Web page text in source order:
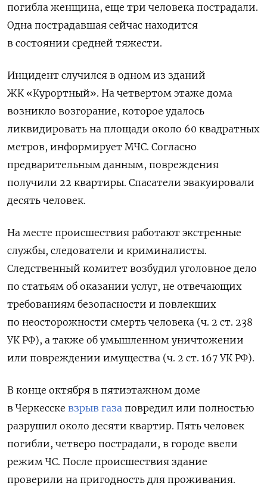
погибла женщина, еще три человека пострадали.
Одна пострадавшая сейчас находится
в состоянии средней тяжести.
Инцидент случился в одном из зданий
ЖК «Курортный». На четвертом этаже дома
возникло возгорание, которое удалось
ликвидировать на площади около 60 квадратных
метров, информирует МЧС. Согласно
предварительным данным, повреждения
получили 22 квартиры. Спасатели эвакуировали
десять человек.
На месте происшествия работают экстренные
службы, следователи и криминалисты.
Следственный комитет возбудил уголовное дело
по статьям об оказании услуг, не отвечающих
требованиям безопасности и повлекших
по неосторожности смерть человека (ч. 2 ст. 238
УК РФ), а также об умышленном уничтожении
или повреждении имущества (ч. 2 ст. 167 УК РФ).
В конце октября в пятиэтажном доме
в Черкесске взрыв газа повредил или полностью
разрушил около десяти квартир. Пять человек
погибли, четверо пострадали, в городе ввели
режим ЧС. После происшествия здание
проверили на пригодность для проживания.